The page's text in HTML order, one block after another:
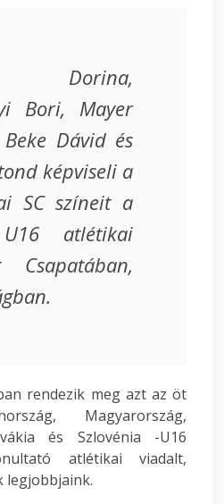
Dorina,
Bori, Mayer
Dávid és
képviseli a
SC színeit a
atlétikai
Csapatában,
rendezik meg azt az öt
Magyarország,
és Szlovénia -U16
atlétikai viadalt,
legjobbjaink.